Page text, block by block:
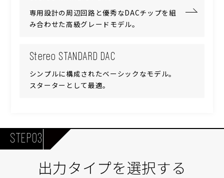
専用設計の周辺回路と優秀なDACチップを組
み合わせた高級グレードモデル。
Stereo STANDARD DAC
シンプルに構成されたベーシックなモデル。
スターターとして最適。
STEP03
出力タイプを選択する